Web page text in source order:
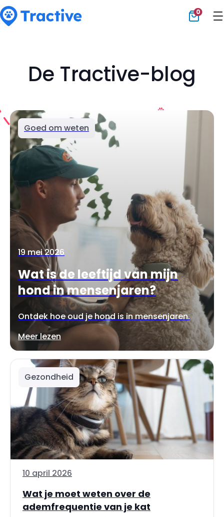
0
De Tractive-blog
Goed om weten
19 mei 2026
Wat is de leeftijd van mijn
hond in mensenjaren?
Ontdek hoe oud je hond is in mensenjaren.
Meer lezen
Gezondheid
10 april 2026
Wat je moet weten over de
ademfrequentie van je kat